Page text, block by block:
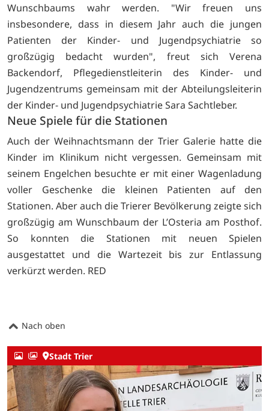
Wunschbaums wahr werden. "Wir freuen uns
insbesondere, dass in diesem Jahr auch die jungen
Patienten der Kinder- und Jugendpsychiatrie so
großzügig bedacht wurden", freut sich Verena
Backendorf, Pflegedienstleiterin des Kinder- und
Jugendzentrums gemeinsam mit der Abteilungsleiterin
der Kinder- und Jugendpsychiatrie Sara Sachtleber.
Neue Spiele für die Stationen
Auch der Weihnachtsmann der Trier Galerie hatte die
Kinder im Klinikum nicht vergessen. Gemeinsam mit
seinem Engelchen besuchte er mit einer Wagenladung
voller Geschenke die kleinen Patienten auf den
Stationen. Aber auch die Trierer Bevölkerung zeigte sich
großzügig am Wunschbaum der L’Osteria am Posthof.
So konnten die Stationen mit neuen Spielen
ausgestattet und die Wartezeit bis zur Entlassung
verkürzt werden. RED
Nach oben
Stadt Trier